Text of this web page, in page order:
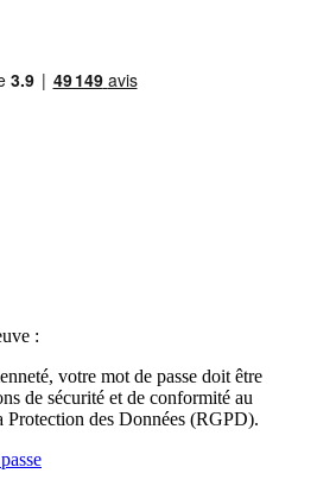
:
votre mot de passe doit être
de sécurité et de conformité au
Protection des Données (RGPD).